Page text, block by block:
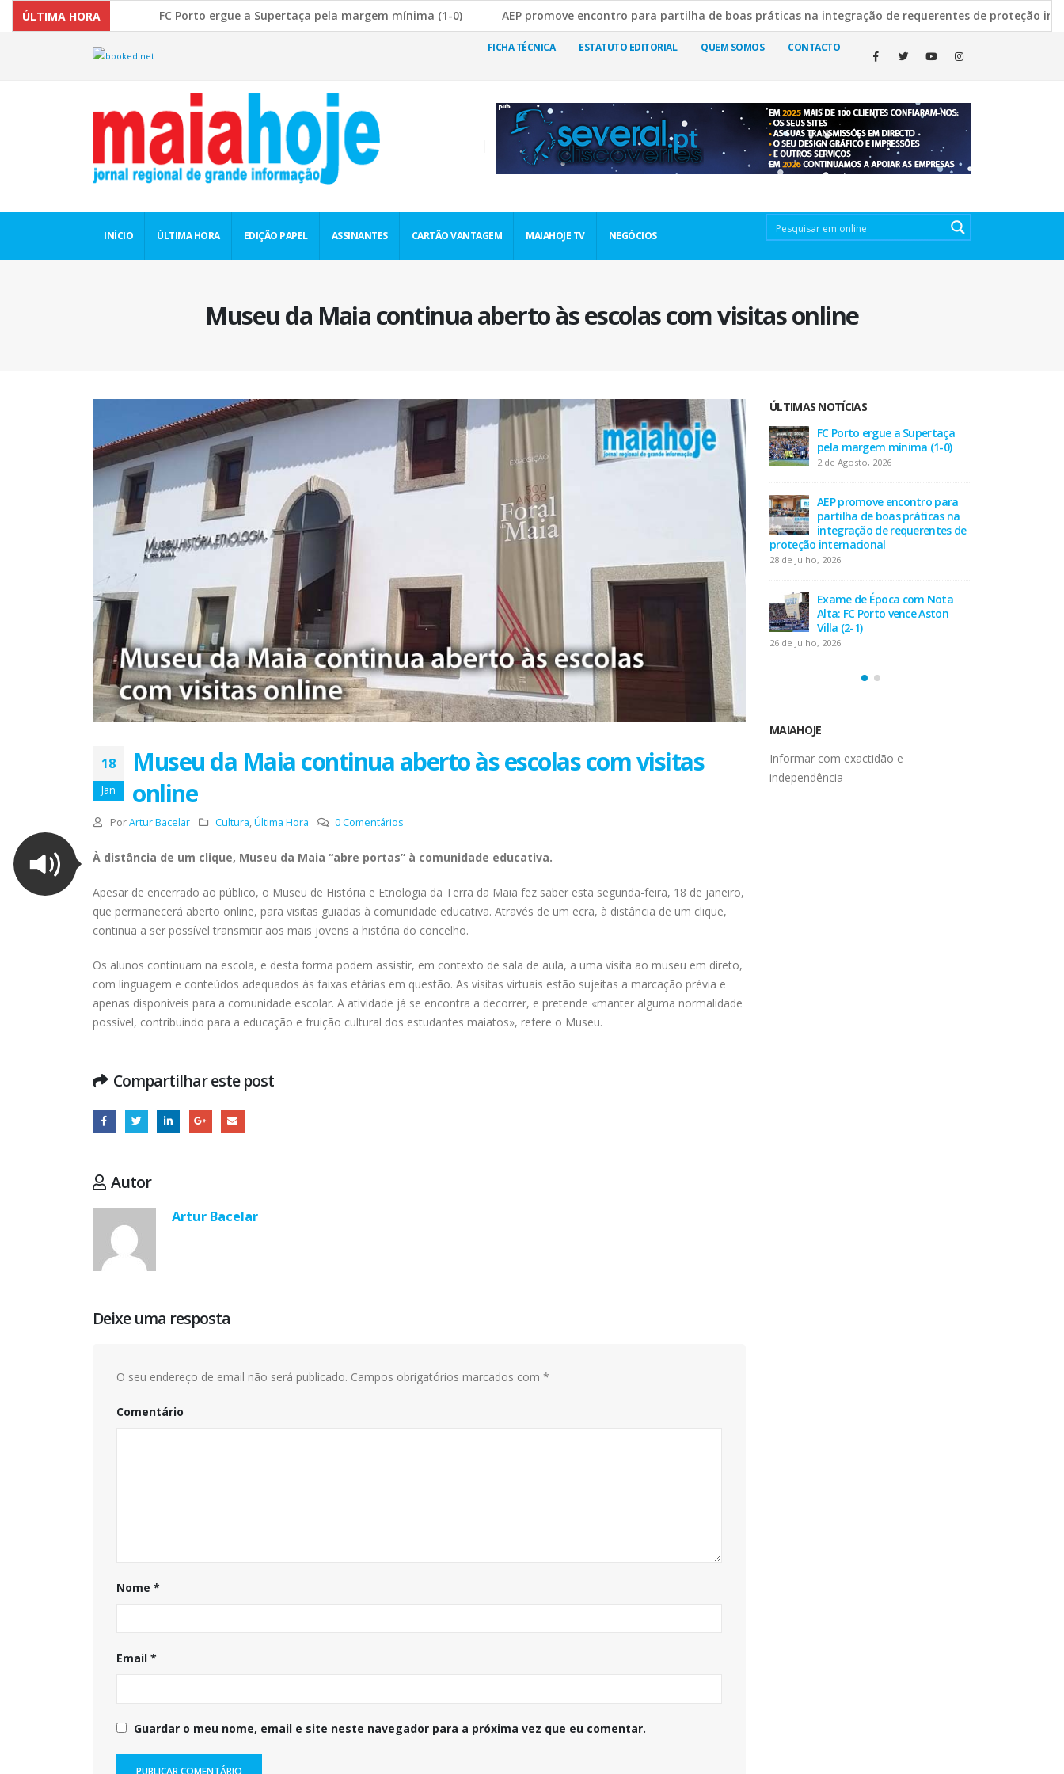
ÚLTIMA HORA FC Porto ergue a Supertaça pela margem mínima (1-0) AEP promove encontro para partilha de boas práticas na integração de requerentes de proteção
Comissão Europeia quer ouvir as PME’s sobre a Rutura da Cadeia de Abastecimento JF Nogueira e Silva Escura esclarece decisão de manter cemitérios abertos
FICHA TÉCNICA ESTATUTO EDITORIAL QUEM SOMOS CONTACTO
INÍCIO ÚLTIMA HORA EDIÇÃO PAPEL ASSINANTES CARTÃO VANTAGEM MAIAHOJE TV NEGÓCIOS
Museu da Maia continua aberto às escolas com visitas online
18
Jan
Museu da Maia continua aberto às escolas com visitas
online
PorArtur Bacelar Cultura,Última Hora 0 Comentários
À distância de um clique, Museu da Maia “abre portas” à comunidade educativa.
Apesar de encerrado ao público, o Museu de História e Etnologia da Terra da Maia fez saber esta segunda-feira, 18 de janeiro,
que permanecerá aberto online, para visitas guiadas à comunidade educativa. Através de um ecrã, à distância de um clique,
continua a ser possível transmitir aos mais jovens a história do concelho.
Os alunos continuam na escola, e desta forma podem assistir, em contexto de sala de aula, a uma visita ao museu em direto,
com linguagem e conteúdos adequados às faixas etárias em questão. As visitas virtuais estão sujeitas a marcação prévia e
apenas disponíveis para a comunidade escolar. A atividade já se encontra a decorrer, e pretende «manter alguma normalidade
possível, contribuindo para a educação e fruição cultural dos estudantes maiatos», refere o Museu.
Compartilhar este post
Autor
Artur Bacelar
Deixe uma resposta
O seu endereço de email não será publicado. Campos obrigatórios marcados com *
Comentário
Nome *
Email *
Guardar o meu nome, email e site neste navegador para a próxima vez que eu comentar.
ÚLTIMAS NOTÍCIAS
FC Porto ergue a Supertaça
pela margem mínima (1-0)
2 de Agosto, 2026
AEP promove encontro para
partilha de boas práticas na
integração de requerentes de
proteção internacional
28 de Julho, 2026
Exame de Época com Nota
Alta: FC Porto vence Aston
26 de Julho, 2026
AEP desafia empresas na QSP
Summit e revela prioridades
do tecido empresarial em dois
minutos
17 de Julho, 2026
Summit 2026
7 de Julho, 2026
Leça FC vence Campeonato de
Portugal na final do Jamor
11 de Junho, 2026
FC Porto ergue a Supertaça
pela margem mínima (1-0)
2 de Agosto, 2026
Exame de Época com Nota
Alta: FC Porto vence Aston
Villa (2-1)
26 de Julho, 2026
AEP desafia empresas na QSP
Summit e revela prioridades
do tecido empresarial em dois
O Fator Humano na Era
Algorítmica: As Grandes
Linhas de Força do QSP
Leça FC vence Campeonato de
Portugal na final do Jamor
Informar com exactidão e